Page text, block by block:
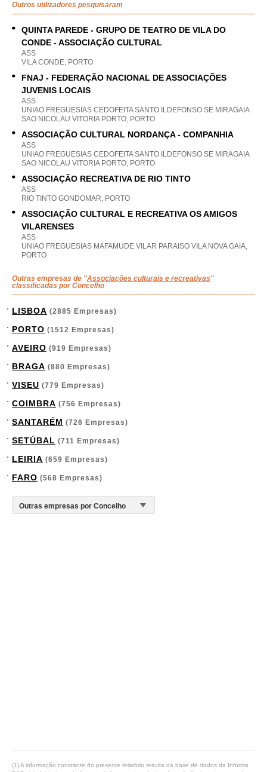
Outros utilizadores pesquisaram
QUINTA PAREDE - GRUPO DE TEATRO DE VILA DO
CONDE - ASSOCIAÇÃO CULTURAL
ASS
VILA CONDE, PORTO
FNAJ - FEDERAÇÃO NACIONAL DE ASSOCIAÇÕES
JUVENIS LOCAIS
ASS
UNIAO FREGUESIAS CEDOFEITA SANTO ILDEFONSO SE MIRAGAIA
SAO NICOLAU VITORIA PORTO, PORTO
ASSOCIAÇÃO CULTURAL NORDANÇA - COMPANHIA
ASS
UNIAO FREGUESIAS CEDOFEITA SANTO ILDEFONSO SE MIRAGAIA
SAO NICOLAU VITORIA PORTO, PORTO
ASSOCIAÇÃO RECREATIVA DE RIO TINTO
ASS
RIO TINTO GONDOMAR, PORTO
ASSOCIAÇÃO CULTURAL E RECREATIVA OS AMIGOS
VILARENSES
ASS
UNIAO FREGUESIAS MAFAMUDE VILAR PARAISO VILA NOVA GAIA,
PORTO
Outras empresas de "Associações culturais e recreativas"
classificadas por Concelho
LISBOA (2885 Empresas)
PORTO (1512 Empresas)
AVEIRO (919 Empresas)
BRAGA (880 Empresas)
VISEU (779 Empresas)
COIMBRA (756 Empresas)
SANTARÉM (726 Empresas)
SETÚBAL (711 Empresas)
LEIRIA (659 Empresas)
FARO (568 Empresas)
(1) A informação constante do presente relatório resulta da base de dados da Informa